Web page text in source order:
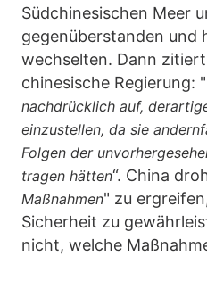
Südchinesischen Meer
gegenüberstanden und
wechselten. Dann
chinesische Regierung: "
nachdrücklich auf,
einzustellen, da sie
Folgen der
tragen hätten“. China
Maßnahmen" zu
Sicherheit zu
nicht, welche